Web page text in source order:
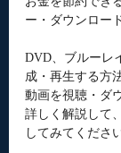
ー・ダウンロー
DVD、ブルーレ
成・再生する方
動画を視聴・ダ
詳しく解説して
してみてくださ